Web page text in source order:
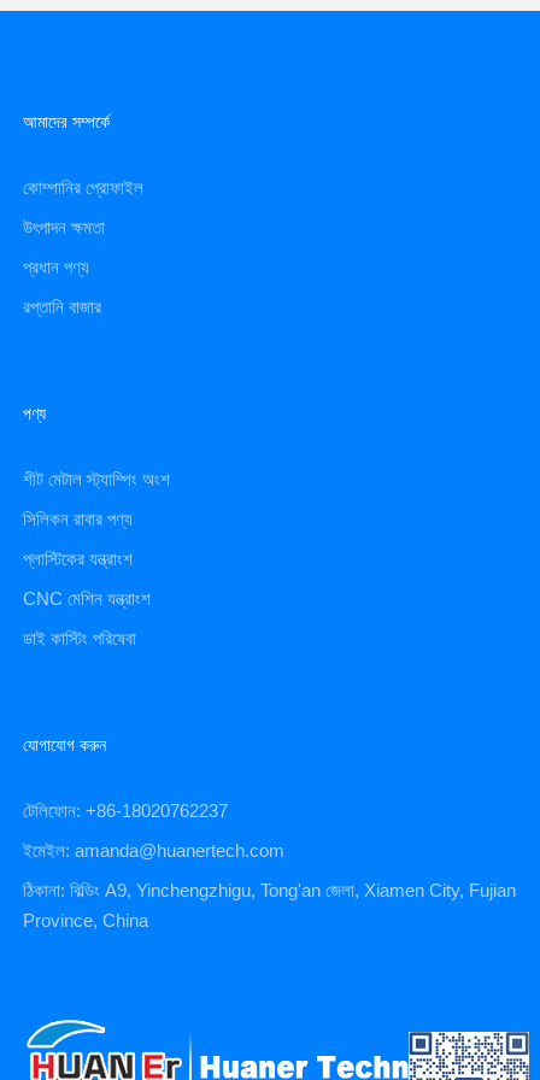
আমাদের সম্পর্কে
কোম্পানির প্রোফাইল
উৎপাদন ক্ষমতা
প্রধান পণ্য
রপ্তানি বাজার
পণ্য
শীট মেটাল স্ট্যাম্পিং অংশ
সিলিকন রাবার পণ্য
প্লাস্টিকের যন্ত্রাংশ
CNC মেশিন যন্ত্রাংশ
ডাই কাস্টিং পরিষেবা
যোগাযোগ করুন
টেলিফোন: +86-18020762237
ইমেইল: amanda@huanertech.com
ঠিকানা: বিল্ডিং A9, Yinchengzhigu, Tong'an জেলা, Xiamen City, Fujian
Province, China